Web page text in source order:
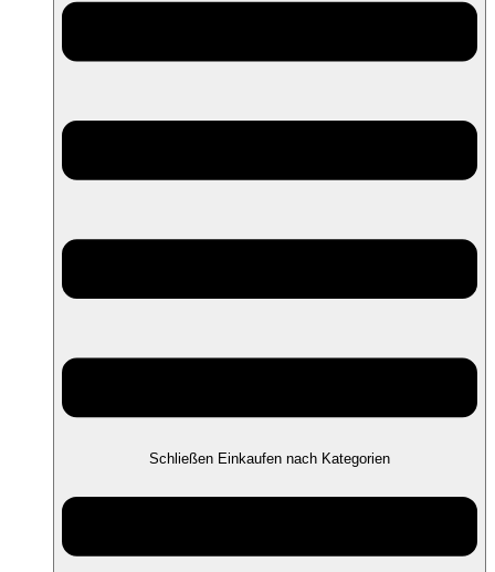
Schließen Einkaufen nach Kategorien